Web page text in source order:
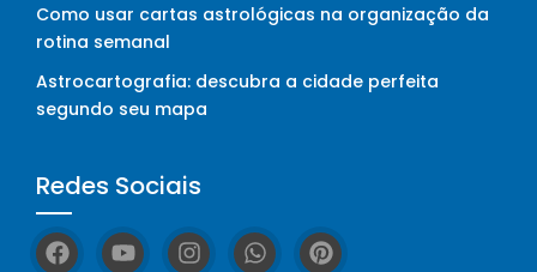
Como usar cartas astrológicas na organização da
rotina semanal
Astrocartografia: descubra a cidade perfeita
segundo seu mapa
Redes Sociais